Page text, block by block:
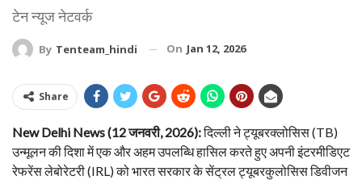
टेन न्यूज नेटवर्क
By Tenteam_hindi On Jan 12, 2026
Share
New Delhi News (12 जनवरी, 2026):दिल्ली ने ट्यूबरक्लोसिस (TB)
उन्मूलन की दिशा में एक और अहम उपलब्धि हासिल करते हुए अपनी इंटरमीडिएट
रेफरेंस लेबोरेटरी (IRL) को भारत सरकार के सेंट्रल ट्यूबरकुलोसिस डिवीजन